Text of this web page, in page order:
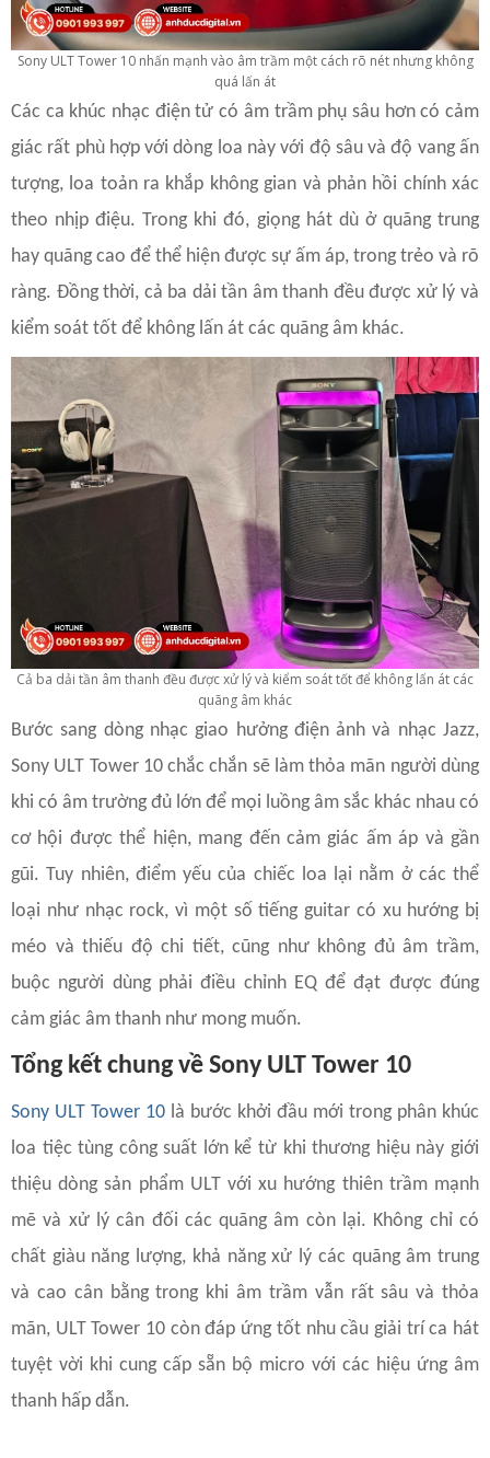
Sony ULT Tower 10 nhấn mạnh vào âm trầm một cách rõ nét nhưng không
quá lấn át
Các ca khúc nhạc điện tử có âm trầm phụ sâu hơn có cảm
giác rất phù hợp với dòng loa này với độ sâu và độ vang ấn
tượng, loa toản ra khắp không gian và phản hồi chính xác
theo nhịp điệu. Trong khi đó, giọng hát dù ở quãng trung
hay quãng cao để thể hiện được sự ấm áp, trong trẻo và rõ
ràng. Đồng thời, cả ba dải tần âm thanh đều được xử lý và
kiểm soát tốt để không lấn át các quãng âm khác.
Cả ba dải tần âm thanh đều được xử lý và kiểm soát tốt để không lấn át các
quãng âm khác
Bước sang dòng nhạc giao hưởng điện ảnh và nhạc Jazz,
Sony ULT Tower 10 chắc chắn sẽ làm thỏa mãn người dùng
khi có âm trường đủ lớn để mọi luồng âm sắc khác nhau có
cơ hội được thể hiện, mang đến cảm giác ấm áp và gần
gũi. Tuy nhiên, điểm yếu của chiếc loa lại nằm ở các thể
loại như nhạc rock, vì một số tiếng guitar có xu hướng bị
méo và thiếu độ chi tiết, cũng như không đủ âm trầm,
buộc người dùng phải điều chỉnh EQ để đạt được đúng
cảm giác âm thanh như mong muốn.
Tổng kết chung về Sony ULT Tower 10
Sony ULT Tower 10 là bước khởi đầu mới trong phân khúc
loa tiệc tùng công suất lớn kể từ khi thương hiệu này giới
thiệu dòng sản phẩm ULT với xu hướng thiên trầm mạnh
mẽ và xử lý cân đối các quãng âm còn lại. Không chỉ có
chất giàu năng lượng, khả năng xử lý các quãng âm trung
và cao cân bằng trong khi âm trầm vẫn rất sâu và thỏa
mãn, ULT Tower 10 còn đáp ứng tốt nhu cầu giải trí ca hát
tuyệt vời khi cung cấp sẵn bộ micro với các hiệu ứng âm
thanh hấp dẫn.